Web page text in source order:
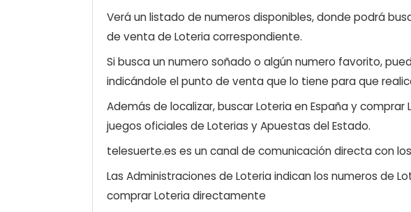
Verá un listado de numeros disponibles, donde podrá
de venta de Loteria correspondiente.
Si busca un numero soñado o algún numero favorito,
indicándole el punto de venta que lo tiene para que
Además de localizar, buscar Loteria en España y
juegos oficiales de Loterias y Apuestas del Estado.
telesuerte.es es un canal de comunicación directa con
Las Administraciones de Loteria indican los numeros de
comprar Loteria directamente